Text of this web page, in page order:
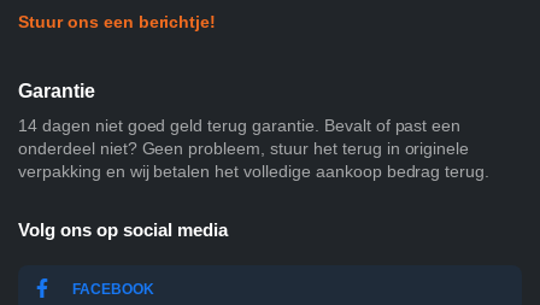
Stuur ons een berichtje!
Garantie
14 dagen niet goed geld terug garantie. Bevalt of past een
onderdeel niet? Geen probleem, stuur het terug in originele
verpakking en wij betalen het volledige aankoop bedrag terug.
Volg ons op social media
FACEBOOK